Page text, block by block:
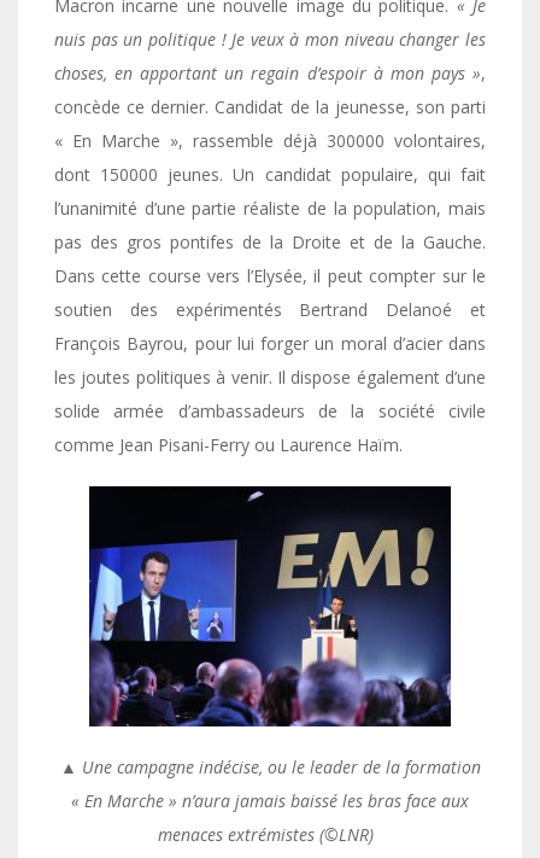
Macron incarne une nouvelle image du politique. « Je
nuis pas un politique ! Je veux à mon niveau changer les
choses, en apportant un regain d’espoir à mon pays »,
concède ce dernier. Candidat de la jeunesse, son parti
« En Marche », rassemble déjà 300000 volontaires,
dont 150000 jeunes. Un candidat populaire, qui fait
l’unanimité d’une partie réaliste de la population, mais
pas des gros pontifes de la Droite et de la Gauche.
Dans cette course vers l’Elysée, il peut compter sur le
soutien des expérimentés Bertrand Delanoé et
François Bayrou, pour lui forger un moral d’acier dans
les joutes politiques à venir. Il dispose également d’une
solide armée d’ambassadeurs de la société civile
comme Jean Pisani-Ferry ou Laurence Haïm.
▲ Une campagne indécise, ou le leader de la formation
« En Marche » n’aura jamais baissé les bras face aux
menaces extrémistes (©LNR)